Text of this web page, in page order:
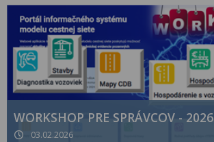
WORKSHOP PRE SPRÁVCOV - 2026
03.02.2026